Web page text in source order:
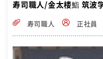
寿司職人/金太楼鮨 筑波
寿司職人 正社員